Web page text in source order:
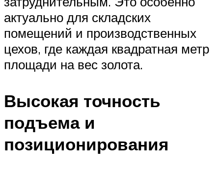
актуально для складских
помещений и производственных
цехов, где каждая квадратная метр
площади на вес золота.
Высокая точность
подъема и
позиционирования